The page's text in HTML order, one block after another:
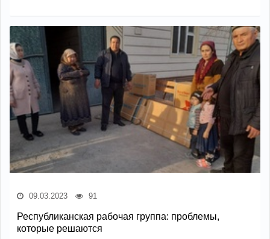
09.03.2023 91
Республиканская рабочая группа: проблемы,
которые решаются